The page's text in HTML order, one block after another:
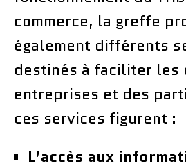
commerce, la greffe
également différents
destinés à faciliter les
entreprises et des
ces services figurent :
L’accès aux